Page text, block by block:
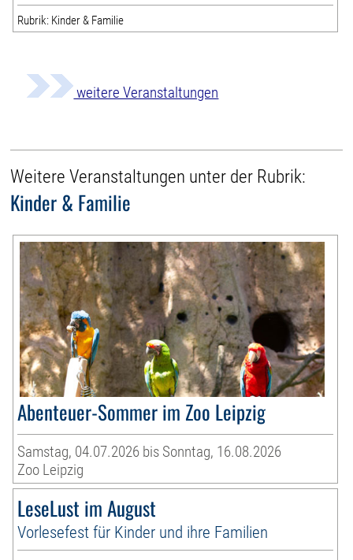
Rubrik: Kinder & Familie
weitere Veranstaltungen
Weitere Veranstaltungen unter der Rubrik:
Kinder & Familie
Abenteuer-Sommer im Zoo Leipzig
Samstag, 04.07.2026 bis Sonntag, 16.08.2026
Zoo Leipzig
LeseLust im August
Vorlesefest für Kinder und ihre Familien